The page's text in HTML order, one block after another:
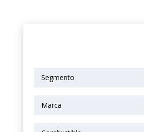
Segmento
Marca